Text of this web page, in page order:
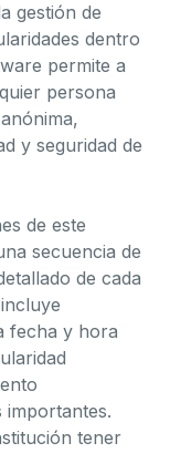
gestión de
dentro
permite a
persona
y seguridad de
de este
secuencia de
de cada
fecha y hora
tener